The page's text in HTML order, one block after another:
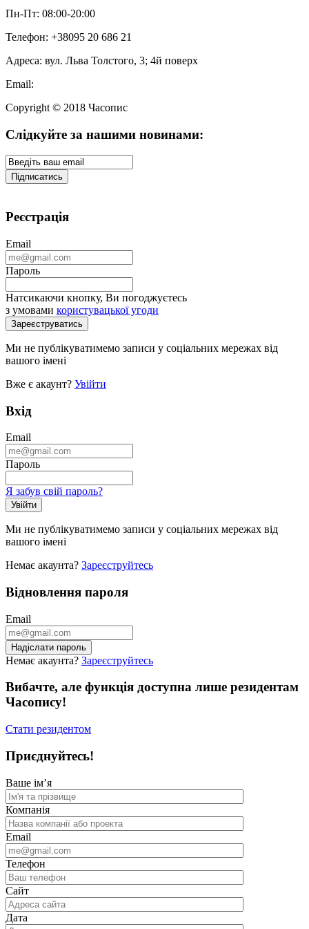
Пн-Пт: 08:00-20:00
Телефон: +38095 20 686 21
Адреса: вул. Льва Толстого, 3; 4й поверх
Email:
Copyright © 2018 Часопис
Слідкуйте за нашими новинами:
Реєстрація
Email
Пароль
Натсикаючи кнопку, Ви погоджуєтесь
з умовами користувацької угоди
Ми не публікуватимемо записи у соціальних мережах від
вашого імені
Вже є акаунт? Увійти
Вхід
Email
Пароль
Я забув свій пароль?
Ми не публікуватимемо записи у соціальних мережах від
вашого імені
Немає акаунта? Зареєструйтесь
Відновлення пароля
Email
Немає акаунта? Зареєструйтесь
Вибачте, але функція доступна лише резидентам
Часопису!
Стати резидентом
Приєднуйтесь!
Ваше ім’я
Компанія
Email
Телефон
Сайт
Дата